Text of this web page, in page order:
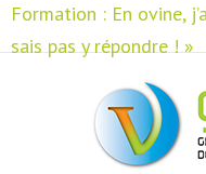
Formation : En ovine,
sais pas y répondre !»